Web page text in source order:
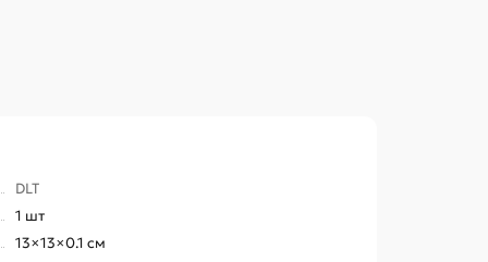
DLT
1 шт
13×13×0.1 см